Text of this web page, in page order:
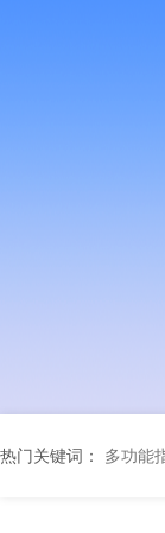
热门关键词： 多功能